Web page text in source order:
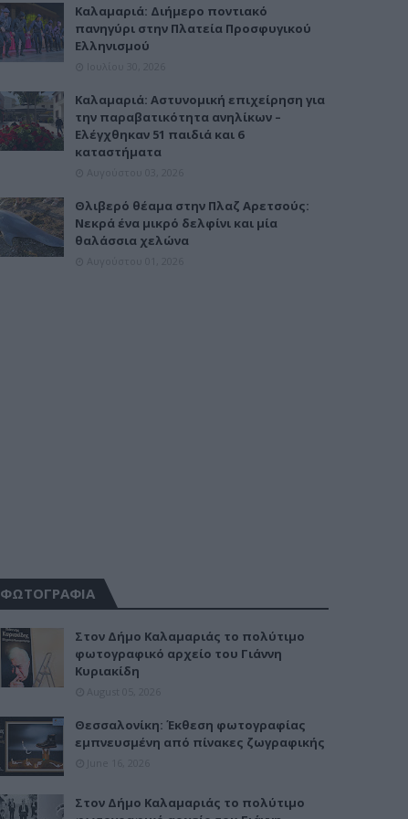
Καλαμαριά: Διήμερο ποντιακό
πανηγύρι στην Πλατεία Προσφυγικού
Ελληνισμού
Καλαμαριά: Αστυνομική επιχείρηση για
την παραβατικότητα ανηλίκων –
Ελέγχθηκαν 51 παιδιά και 6
καταστήματα
Θλιβερό θέαμα στην Πλαζ Αρετσούς:
Νεκρά ένα μικρό δελφίνι και μία
θαλάσσια χελώνα
ΦΩΤΟΓΡΑΦΙΑ
Στον Δήμο Καλαμαριάς το πολύτιμο
φωτογραφικό αρχείο του Γιάννη
Κυριακίδη
Θεσσαλονίκη: Έκθεση φωτογραφίας
εμπνευσμένη από πίνακες ζωγραφικής
Στον Δήμο Καλαμαριάς το πολύτιμο